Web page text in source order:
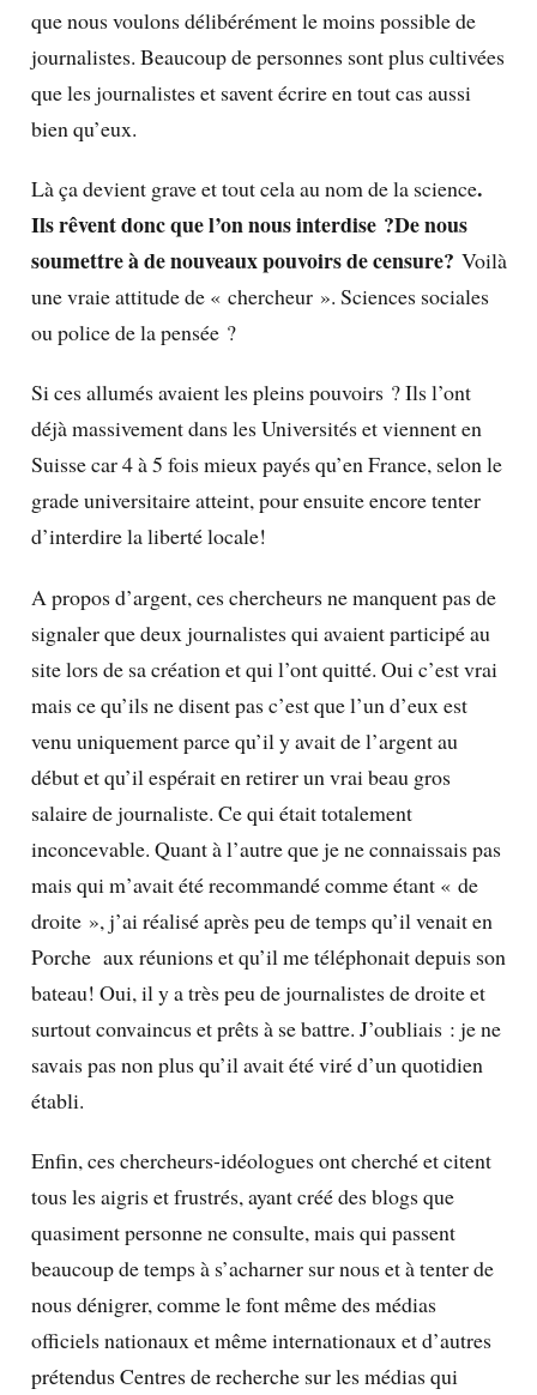
que nous voulons délibérément le moins possible de
journalistes. Beaucoup de personnes sont plus cultivées
que les journalistes et savent écrire en tout cas aussi
bien qu’eux.
Là ça devient grave et tout cela au nom de la science.
Ils rêvent donc que l’on nous interdise ?De nous
soumettre à de nouveaux pouvoirs de censure? Voilà
une vraie attitude de « chercheur ». Sciences sociales
ou police de la pensée ?
Si ces allumés avaient les pleins pouvoirs ? Ils l’ont
déjà massivement dans les Universités et viennent en
Suisse car 4 à 5 fois mieux payés qu’en France, selon le
grade universitaire atteint, pour ensuite encore tenter
d’interdire la liberté locale!
A propos d’argent, ces chercheurs ne manquent pas de
signaler que deux journalistes qui avaient participé au
site lors de sa création et qui l’ont quitté. Oui c’est vrai
mais ce qu’ils ne disent pas c’est que l’un d’eux est
venu uniquement parce qu’il y avait de l’argent au
début et qu’il espérait en retirer un vrai beau gros
salaire de journaliste. Ce qui était totalement
inconcevable. Quant à l’autre que je ne connaissais pas
mais qui m’avait été recommandé comme étant « de
droite », j’ai réalisé après peu de temps qu’il venait en
Porche aux réunions et qu’il me téléphonait depuis son
bateau! Oui, il y a très peu de journalistes de droite et
surtout convaincus et prêts à se battre. J’oubliais : je ne
savais pas non plus qu’il avait été viré d’un quotidien
établi.
Enfin, ces chercheurs-idéologues ont cherché et citent
tous les aigris et frustrés, ayant créé des blogs que
quasiment personne ne consulte, mais qui passent
beaucoup de temps à s’acharner sur nous et à tenter de
nous dénigrer, comme le font même des médias
officiels nationaux et même internationaux et d’autres
prétendus Centres de recherche sur les médias qui